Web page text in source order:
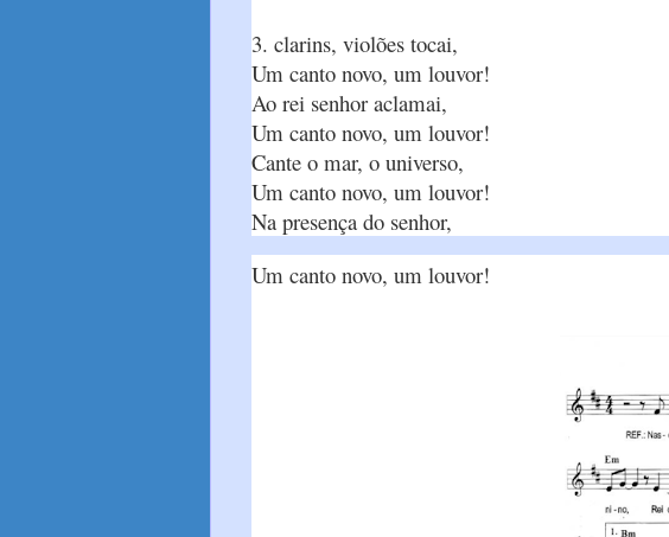
3. clarins, violões tocai,
Um canto novo, um louvor!
Ao rei senhor aclamai,
Um canto novo, um louvor!
Cante o mar, o universo,
Um canto novo, um louvor!
Na presença do senhor,
Um canto novo, um louvor!